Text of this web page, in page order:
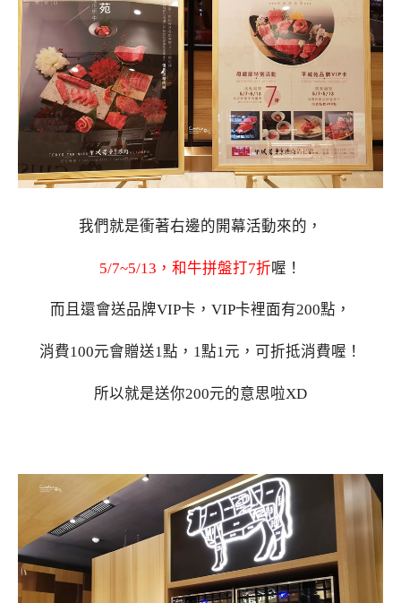
我們就是衝著右邊的開幕活動來的，
5/7~5/13，和牛拼盤打7折喔！
而且還會送品牌VIP卡，VIP卡裡面有200點，
消費100元會贈送1點，1點1元，可折抵消費喔！
所以就是送你200元的意思啦XD